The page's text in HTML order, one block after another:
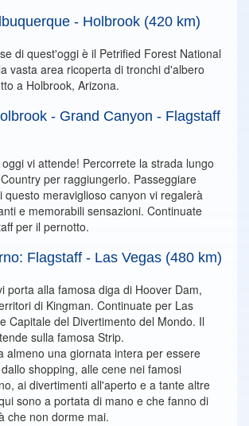
- Holbrook (420 km)
di quest'oggi è il Petrified Forest National
vasta area ricoperta di tronchi d'albero
a Holbrook, Arizona.
- Grand Canyon - Flagstaff
vi attende! Percorrete la strada lungo
per raggiungerlo. Passeggiare
questo meraviglioso canyon vi regalerà
e memorabili sensazioni. Continuate
per il pernotto.
Flagstaff - Las Vegas (480 km)
porta alla famosa diga di Hoover Dam,
di Kingman. Continuate per Las
Capitale del Divertimento del Mondo. Il
sulla famosa Strip.
almeno una giornata intera per essere
shopping, alle cene nei famosi
ai divertimenti all'aperto e a tante altre
sono a portata di mano e che fanno di
che non dorme mai.